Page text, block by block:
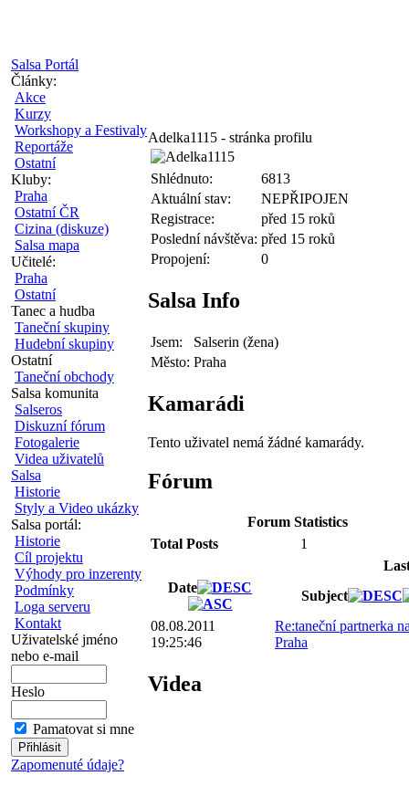
Salsa Portál
Články:
Akce
Kurzy
Workshopy a Festivaly
Reportáže
Ostatní
Kluby:
Praha
Ostatní ČR
Cizina (diskuze)
Salsa mapa
Učitelé:
Praha
Ostatní
Tanec a hudba
Taneční skupiny
Hudební skupiny
Ostatní
Taneční obchody
Salsa komunita
Salseros
Diskuzní fórum
Fotogalerie
Videa uživatelů
Salsa
Historie
Styly a Video ukázky
Salsa portál:
Historie
Cíl projektu
Výhody pro inzerenty
Podmínky
Loga serveru
Kontakt
Uživatelské jméno
nebo e-mail
Heslo
Pamatovat si mne
Zapomenuté údaje?
Adelka1115 - stránka profilu
Shlédnuto:
6813
Aktuální stav:
NEPŘIPOJEN
Registrace:
před 15 roků
Poslední návštěva: před 15 roků
Propojení:
0
Salsa Info
Jsem:
Salserin (žena)
Město: Praha
Kamarádi
Tento uživatel nemá žádné kamarády.
Fórum
Forum Statistics
Total Posts
1
Date
Subject
08.08.2011
19:25:46
Re:taneční partnerka
Praha
Videa